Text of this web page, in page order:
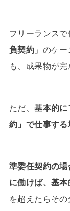
フリーランス
負契約 」のケ
も、成果物が
ただ、基本的に
約」で仕事する
準委任契約の
に働けば、基本
を超えたらそ